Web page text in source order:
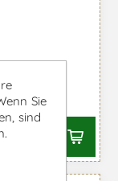
Sie
sind